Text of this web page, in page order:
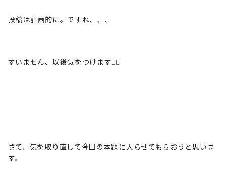
投稿は計画的に。ですね、、、
すいません、以後気をつけます🙇‍♀️
さて、気を取り直して今回の本題に入らせてもらおうと思いま
す。